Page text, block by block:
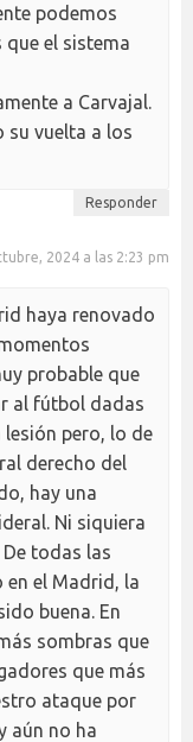
podemos
el sistema
a Carvajal.
su vuelta a los
Responder
2024 a las 2:23 pm
haya renovado
probable que
al fútbol dadas
lesión pero, lo de
derecho del
hay una
Ni siquiera
todas las
en el Madrid, la
buena. En
sombras que
que más
ataque por
aún no ha